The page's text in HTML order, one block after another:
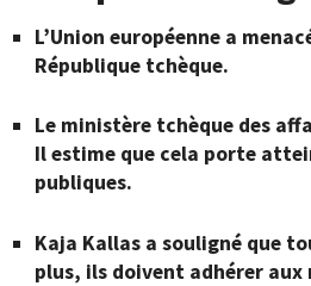
L’Union européenne a
République tchèque.
Le ministère tchèque des
Il estime que cela porte
publiques.
Kaja Kallas a souligné que
plus, ils doivent adhérer